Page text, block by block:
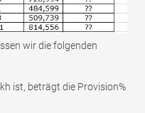
wir die folgenden
ist, beträgt die Provision%